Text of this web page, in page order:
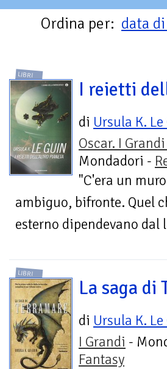
Ordina per: data
LIBRI
I reietti
di Ursula K.
Oscar. I
Mondadori -
"C'era un
ambiguo, bifronte. Quel
esterno dipendevano
LIBRI
La saga di
di Ursula K.
I Grandi -
Fantasy